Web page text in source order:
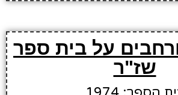
על בית ספר
שז"ר